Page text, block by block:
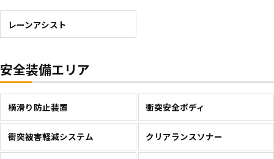
レーンアシスト
安全装備エリア
横滑り防止装置 衝突安全ボディ
衝突被害軽減システム クリアランスソナー